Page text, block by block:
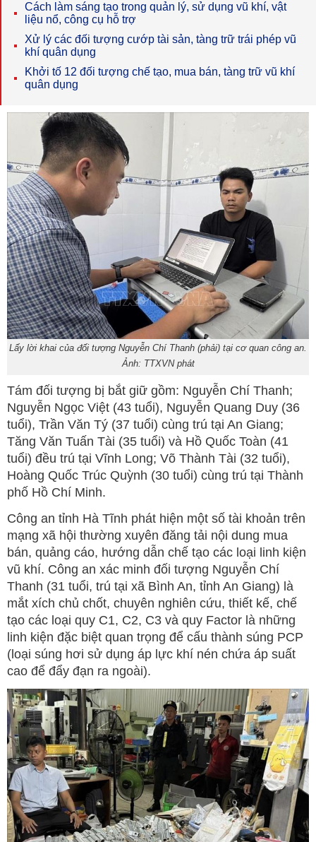
Cách làm sáng tạo trong quản lý, sử dụng vũ khí, vật
liệu nổ, công cụ hỗ trợ
Xử lý các đối tượng cướp tài sản, tàng trữ trái phép vũ
khí quân dụng
Khởi tố 12 đối tượng chế tạo, mua bán, tàng trữ vũ khí
quân dụng
Lấy lời khai của đối tượng Nguyễn Chí Thanh (phải) tại cơ quan công an.
Ảnh: TTXVN phát
Tám đối tượng bị bắt giữ gồm: Nguyễn Chí Thanh;
Nguyễn Ngọc Việt (43 tuổi), Nguyễn Quang Duy (36
tuổi), Trần Văn Tý (37 tuổi) cùng trú tại An Giang;
Tăng Văn Tuấn Tài (35 tuổi) và Hồ Quốc Toàn (41
tuổi) đều trú tại Vĩnh Long; Võ Thành Tài (32 tuổi),
Hoàng Quốc Trúc Quỳnh (30 tuổi) cùng trú tại Thành
phố Hồ Chí Minh.
Công an tỉnh Hà Tĩnh phát hiện một số tài khoản trên
mạng xã hội thường xuyên đăng tải nội dung mua
bán, quảng cáo, hướng dẫn chế tạo các loại linh kiện
vũ khí. Công an xác minh đối tượng Nguyễn Chí
Thanh (31 tuổi, trú tại xã Bình An, tỉnh An Giang) là
mắt xích chủ chốt, chuyên nghiên cứu, thiết kế, chế
tạo các loại quy C1, C2, C3 và quy Factor là những
linh kiện đặc biệt quan trọng để cấu thành súng PCP
(loại súng hơi sử dụng áp lực khí nén chứa áp suất
cao để đẩy đạn ra ngoài).